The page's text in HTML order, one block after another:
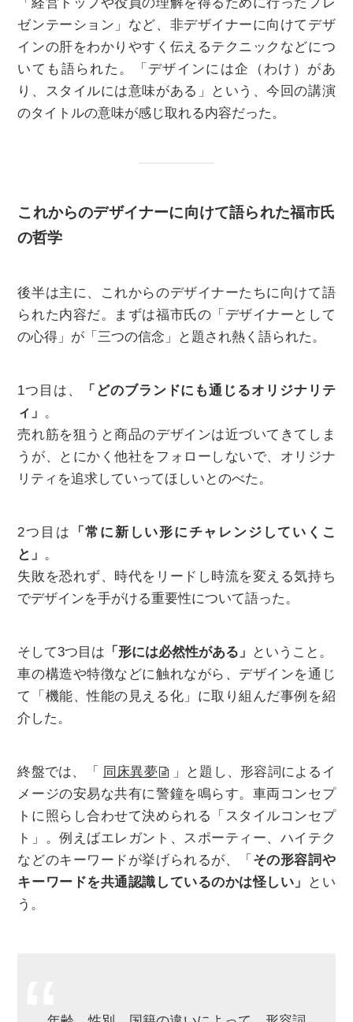
ゼンテーション」など、非デザイナーに向けてデザ
インの肝をわかりやすく伝えるテクニックなどにつ
いても語られた。「デザインには企（わけ）があ
り、スタイルには意味がある」という、今回の講演
のタイトルの意味が感じ取れる内容だった。
これからのデザイナーに向けて語られた福市氏
の哲学
後半は主に、これからのデザイナーたちに向けて語
られた内容だ。まずは福市氏の「デザイナーとして
の心得」が「三つの信念」と題され熱く語られた。
1つ目は、
「どのブランドにも通じるオリジナリテ
ィ」 。
売れ筋を狙うと商品のデザインは近づいてきてしま
うが、とにかく他社をフォローしないで、オリジナ
リティを追求していってほしいとのべた。
2つ目は
「常に新しい形にチャレンジしていくこ
と」 。
失敗を恐れず、時代をリードし時流を変える気持ち
でデザインを手がける重要性について語った。
そして3つ目は 「形には必然性がある」
ということ。
車の構造や特徴などに触れながら、デザインを通じ
て「機能、性能の見える化」に取り組んだ事例を紹
介した。
終盤では、「 同床異夢
」と題し、形容詞によるイ
メージの安易な共有に警鐘を鳴らす。車両コンセプ
トに照らし合わせて決められる「スタイルコンセプ
ト」。例えばエレガント、スポーティー、ハイテク
などのキーワードが挙げられるが、「 その形容詞や
キーワードを共通認識しているのかは怪しい」
とい
う。